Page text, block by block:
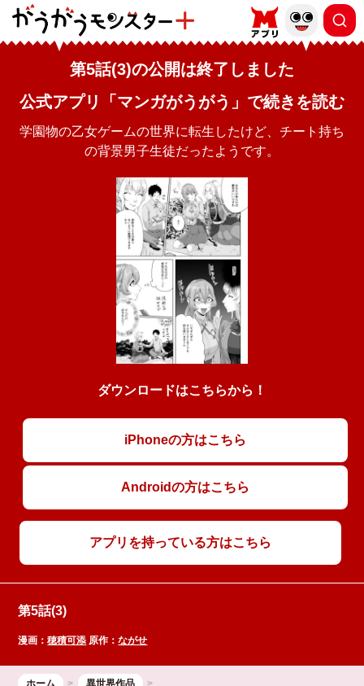
第5話(3)の公開は終了しました
公式アプリ「マンガがうがう」で続きを読む
学園物の乙女ゲームの世界に転生したけど、チート持ち
の背景男子生徒だったようです。
ダウンロードはこちらから！
iPhoneの方はこちら
Androidの方はこちら
アプリを持っている方はこちら
第5話(3)
漫画：穂積可添 原作：ながせ
ホーム
異世界作品